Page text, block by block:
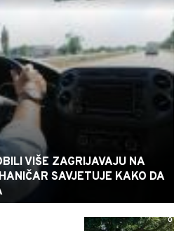
VIŠE ZAGRIJAVAJU NA
SAVJETUJE KAKO DA
0